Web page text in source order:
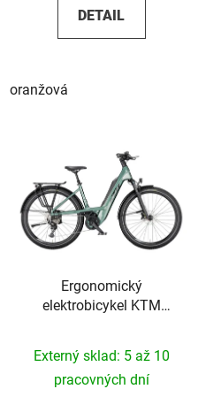
DETAIL
oranžová
Ergonomický
elektrobicykel KTM
Externý sklad: 5 až 10
pracovných dní